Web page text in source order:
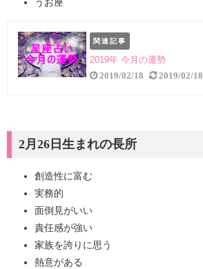
関連記事
2019年 今月の運勢
2019/02/18 2019/02/18
2月26日生まれの長所
創造性に富む
実務的
面倒見がいい
責任感が強い
家族を誇りに思う
熱意がある